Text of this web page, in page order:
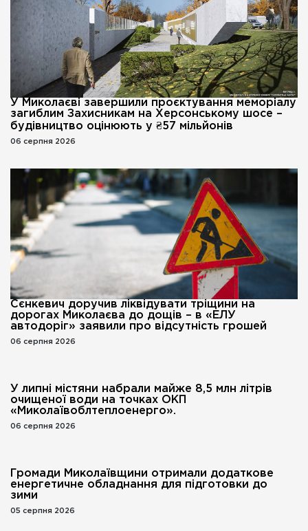
У Миколаєві завершили проєктування меморіалу
загиблим Захисникам на Херсонському шосе –
будівництво оцінюють у ₴57 мільйонів
06 серпня 2026
Сєнкевич доручив ліквідувати тріщини на
дорогах Миколаєва до дощів – в «ЕЛУ
автодоріг» заявили про відсутність грошей
06 серпня 2026
У липні містяни набрали майже 8,5 млн літрів
очищеної води на точках ОКП
«Миколаївоблтеплоенерго».
06 серпня 2026
Громади Миколаївщини отримали додаткове
енергетичне обладнання для підготовки до
зими
05 серпня 2026